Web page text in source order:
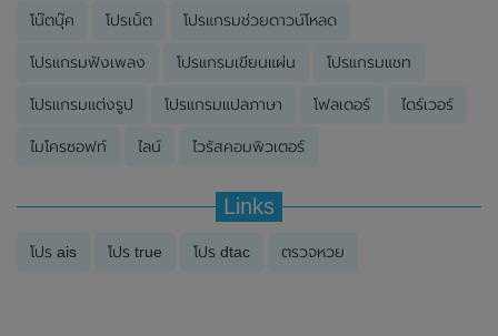
โน๊ตบุ๊ค โปรเน็ต โปรแกรมช่วยดาวน์โหลด
โปรแกรมฟังเพลง โปรแกรมเขียนแผ่น โปรแกรมแชท
โปรแกรมแต่งรูป โปรแกรมแปลภาษา โฟลเดอร์ ไดร์เวอร์
ไมโครซอฟท์ ไลน์ ไวรัสคอมพิวเตอร์
Links
โปร ais โปร true โปร dtac ตรวจหวย